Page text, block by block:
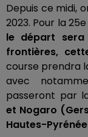
Depuis ce midi,
2023. Pour la
le départ
frontières,
course prendra
avec
passeront par
et Nogaro
Hautes-